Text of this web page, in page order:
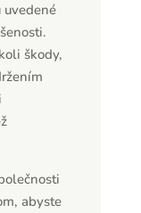
škody,
abyste